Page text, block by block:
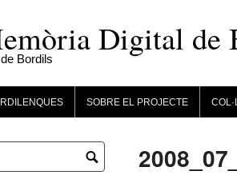
Digital de
Bordils
SOBRE EL PROJECTE